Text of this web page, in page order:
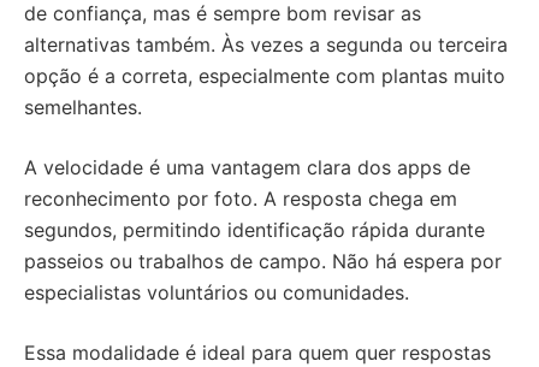
de confiança, mas é sempre bom revisar as
alternativas também. Às vezes a segunda ou terceira
opção é a correta, especialmente com plantas muito
semelhantes.
A velocidade é uma vantagem clara dos apps de
reconhecimento por foto. A resposta chega em
segundos, permitindo identificação rápida durante
passeios ou trabalhos de campo. Não há espera por
especialistas voluntários ou comunidades.
Essa modalidade é ideal para quem quer respostas